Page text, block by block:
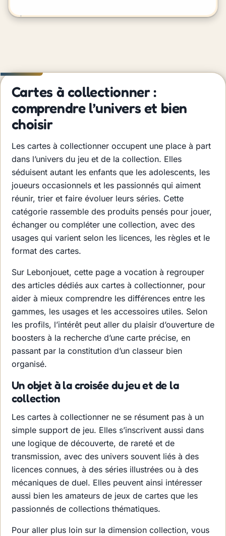
Cartes à collectionner :
comprendre l’univers et bien
choisir
Les cartes à collectionner occupent une place à part
dans l’univers du jeu et de la collection. Elles
séduisent autant les enfants que les adolescents, les
joueurs occasionnels et les passionnés qui aiment
réunir, trier et faire évoluer leurs séries. Cette
catégorie rassemble des produits pensés pour jouer,
échanger ou compléter une collection, avec des
usages qui varient selon les licences, les règles et le
format des cartes.
Sur Lebonjouet, cette page a vocation à regrouper
des articles dédiés aux cartes à collectionner, pour
aider à mieux comprendre les différences entre les
gammes, les usages et les accessoires utiles. Selon
les profils, l’intérêt peut aller du plaisir d’ouverture de
boosters à la recherche d’une carte précise, en
passant par la constitution d’un classeur bien
organisé.
Un objet à la croisée du jeu et de la
collection
Les cartes à collectionner ne se résument pas à un
simple support de jeu. Elles s’inscrivent aussi dans
une logique de découverte, de rareté et de
transmission, avec des univers souvent liés à des
licences connues, à des séries illustrées ou à des
mécaniques de duel. Elles peuvent ainsi intéresser
aussi bien les amateurs de jeux de cartes que les
passionnés de collections thématiques.
Pour aller plus loin sur la dimension collection, vous